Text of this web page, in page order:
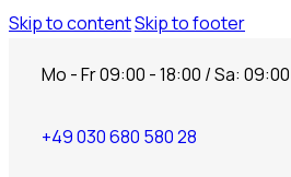
Skip to contentSkip to footer
Mo - Fr 09:00 - 18:00 / Sa:
+49 030 680 580 28